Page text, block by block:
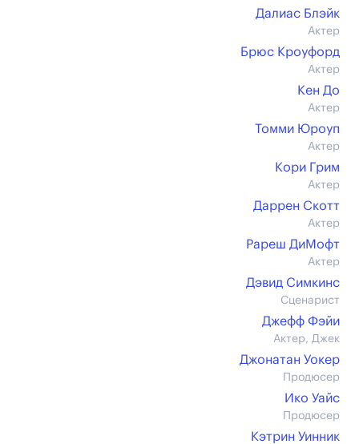
Далиас Блэйк
Актер
Брюс Кроуфорд
Актер
Кен До
Актер
Томми Юроуп
Актер
Кори Грим
Актер
Даррен Скотт
Актер
Рареш ДиМофт
Актер
Дэвид Симкинс
Сценарист
Джефф Фэйи
Актер, Джек
Джонатан Уокер
Продюсер
Ико Уайс
Продюсер
Кэтрин Уинник